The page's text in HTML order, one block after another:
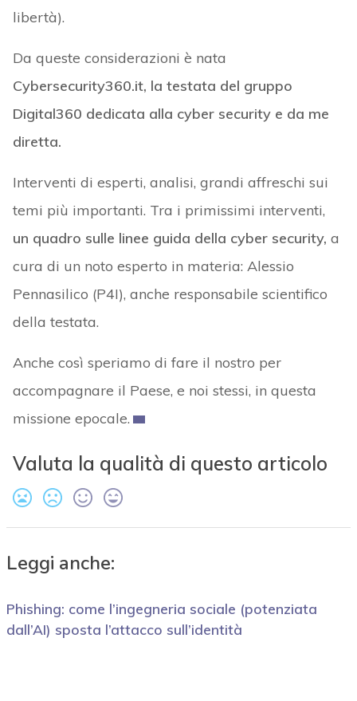
libertà).
Da queste considerazioni è nata
Cybersecurity360.it, la testata del gruppo
Digital360 dedicata alla cyber security e da me
diretta.
Interventi di esperti, analisi, grandi affreschi sui
temi più importanti. Tra i primissimi interventi,
un quadro sulle linee guida della cyber security, a
cura di un noto esperto in materia: Alessio
Pennasilico (P4I), anche responsabile scientifico
della testata.
Anche così speriamo di fare il nostro per
accompagnare il Paese, e noi stessi, in questa
missione epocale.
Valuta la qualità di questo articolo
Leggi anche:
Phishing: come l’ingegneria sociale (potenziata
dall’AI) sposta l’attacco sull’identità